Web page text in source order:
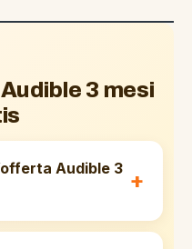
3 mesi
Audible 3